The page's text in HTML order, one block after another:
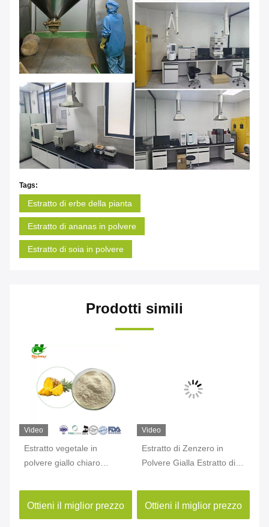
Tags:
Estratto di erbe della pianta
Estratto di ananas in polvere
Estratto di soia in polvere
Prodotti simili
Video
Estratto vegetale in
polvere giallo chiaro
7 Estratto di ananas in
polvere
Ottieni il miglior prezzo
Video
Estratto di Zenzero in
Polvere Gialla Estratto di
Gingerol CAS 84696-15-1
Ottieni il miglior prezzo